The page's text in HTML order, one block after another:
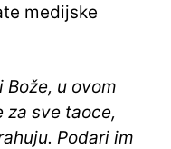
medijske
Bože, u ovom
za sve taoce,
Podari im